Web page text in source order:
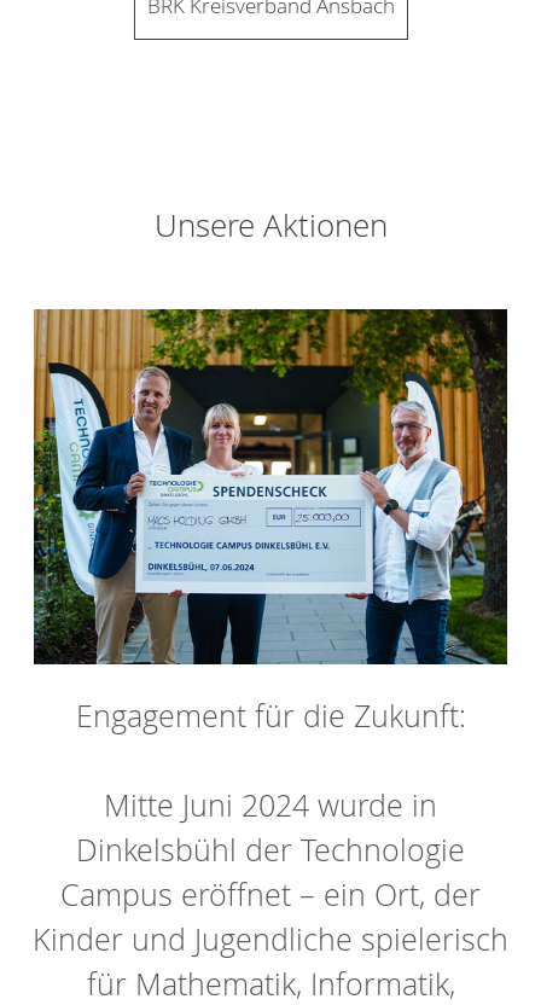
Unsere Aktionen
Engagement für die Zukunft:
Mitte Juni 2024 wurde in
Dinkelsbühl der Technologie
Campus eröffnet – ein Ort, der
Kinder und Jugendliche spielerisch
für Mathematik, Informatik,